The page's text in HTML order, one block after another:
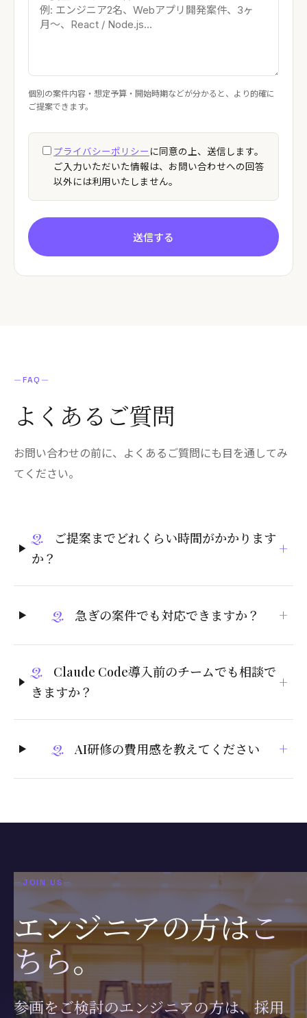
個別の案件内容・想定予算・開始時期などが分かると、より的確に
ご提案できます。
プライバシーポリシー に同意の上、送信します。
ご入力いただいた情報は、お問い合わせへの回答
以外には利用いたしません。
送信する
—FAQ —
よくある ご質問
お問い合わせの前に、よくあるご質問にも目を通してみ
てください。
Q.
ご提案までどれくらい時間がかかります
か？
+
Q. 急ぎの案件でも対応できますか？ +
Q.
Claude Code導入前のチームでも相談で
きますか？
+
Q. AI研修の費用感を教えてください +
—JOIN US—
エンジニアの方はこ
ちら。
参画をご検討のエンジニアの方は、採用